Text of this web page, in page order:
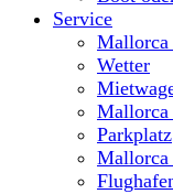
Service
Mallorca
Wetter
Parkplatz
Mallorca